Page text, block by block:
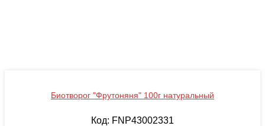
Биотворог "Фрутоняня" 100г натуральный
Код: FNP43002331